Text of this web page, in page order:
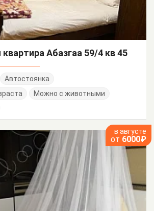
Абазгаа 59/4 кв 45
Автостоянка
Можно с животными
в августе
от 6000₽